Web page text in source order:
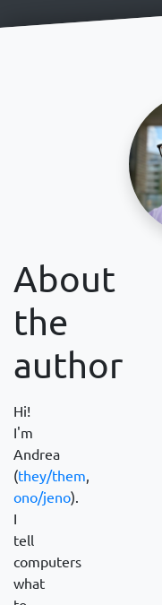
About
the
author
Hi!
I'm
Andrea
(they/them,
ono/jeno).
I
tell
computers
what